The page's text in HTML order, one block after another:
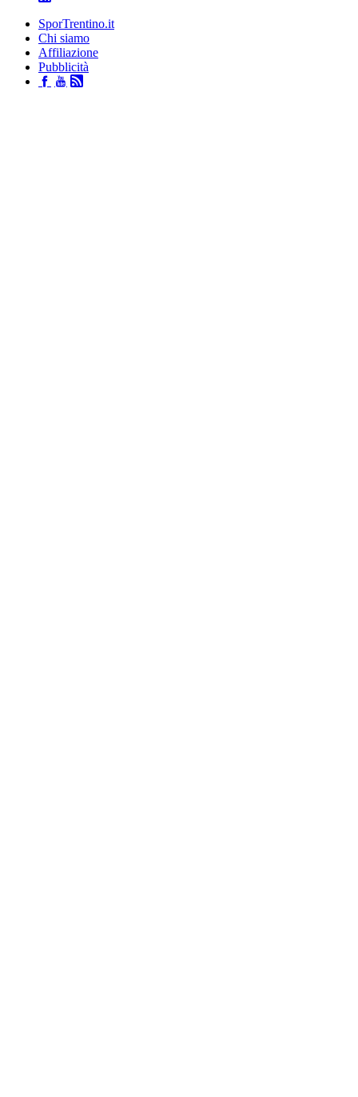
SporTrentino.it
Chi siamo
Affiliazione
Pubblicità